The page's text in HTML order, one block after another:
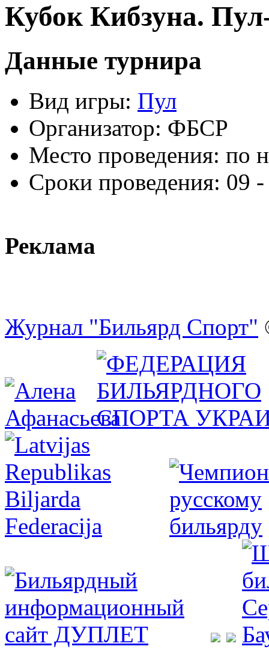
Кубок Кибзуна.
Данные турнира
Вид игры: Пул
Организатор: ФБСР
Место проведения: по
Сроки проведения: 09
Реклама
Журнал "Бильярд Спорт"